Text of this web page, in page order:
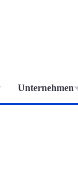
Unternehmen